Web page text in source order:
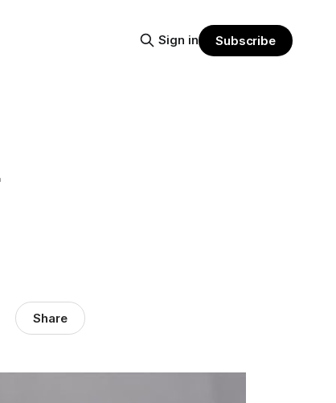
Sign in Subscribe
Share